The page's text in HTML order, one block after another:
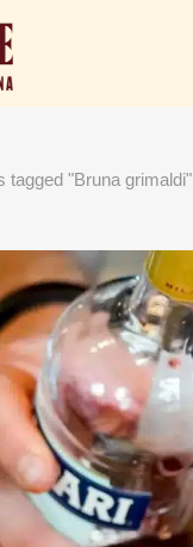
tagged "Bruna grimaldi"